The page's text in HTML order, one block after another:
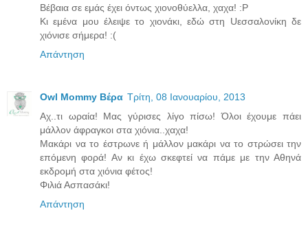
Βέβαια σε εμάς έχει όντως χιονοθύελλα, χαχα! :P
Κι εμένα μου έλειψε το χιονάκι, εδώ στη Uεσσαλονίκη δε
χιόνισε σήμερα! :(
Απάντηση
Owl Mommy Βέρα Τρίτη, 08 Ιανουαρίου, 2013
Αχ..τι ωραία! Μας γύρισες λίγο πίσω! Όλοι έχουμε πάει
μάλλον άφραγκοι στα χιόνια..χαχα!
Μακάρι να το έστρωνε ή μάλλον μακάρι να το στρώσει την
επόμενη φορά! Αν κι έχω σκεφτεί να πάμε με την Αθηνά
εκδρομή στα χιόνια φέτος!
Φιλιά Ασπασάκι!
Απάντηση